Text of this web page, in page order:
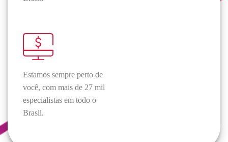
Estamos sempre perto de
você, com mais de 27 mil
especialistas em todo o
Brasil.